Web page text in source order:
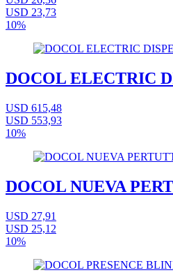
USD 23,73
10%
DOCOL ELECTRIC
USD 615,48
USD 553,93
10%
DOCOL NUEVA
USD 27,91
USD 25,12
10%